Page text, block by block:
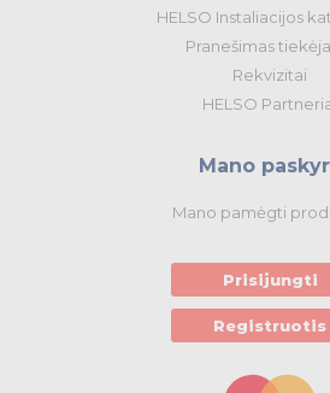
HELSO Instaliacijos
Pranešimas
Rekvizitai
HELSO
Mano
Mano pamėgti
Prisijungti
Registruotis